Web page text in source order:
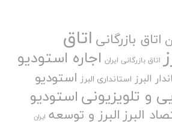
اتاق بازرگانی اتاق
اتاق بازرگانی ایران اجاره استودیو
البرز استانداری البرز استودیو
و تلویزیونیاستودیو
البرزالبرز و توسعه ایران